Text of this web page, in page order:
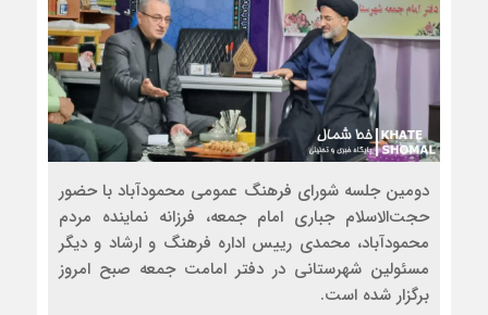
دومین جلسه شورای فرهنگ عمومی محمودآباد با حضور
حجت‌الاسلام جباری امام جمعه، فرزانه نماینده مردم
محمودآباد، محمدی رییس اداره فرهنگ و ارشاد و دیگر
مسئولین شهرستانی در دفتر امامت جمعه صبح امروز
برگزار شده است.